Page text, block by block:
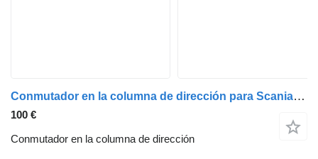
Conmutador en la columna de dirección para Scania Serie 4 (P/R 94 G)(1996->) camión
100 €
Conmutador en la columna de dirección